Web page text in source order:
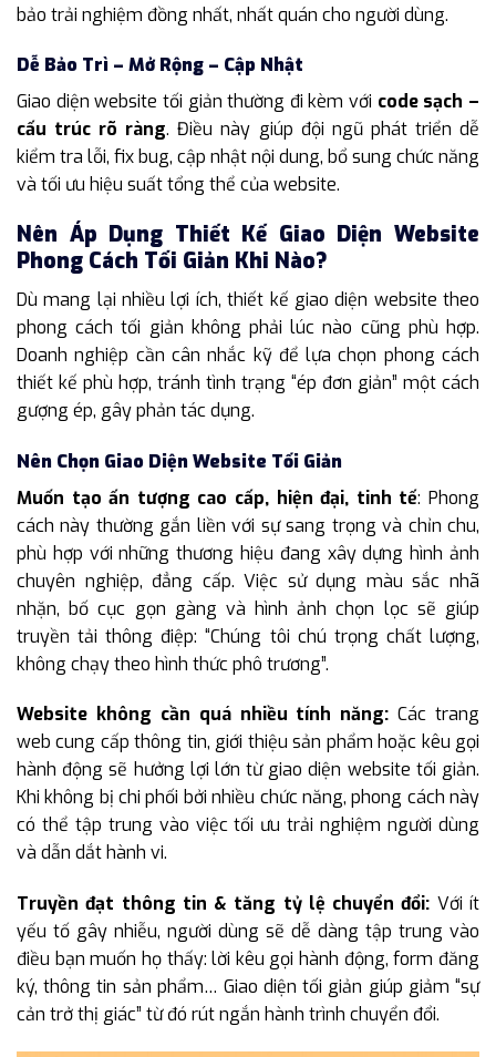
bảo trải nghiệm đồng nhất, nhất quán cho người dùng.
Dễ Bảo Trì – Mở Rộng – Cập Nhật
Giao diện website tối giản thường đi kèm với code sạch –
cấu trúc rõ ràng. Điều này giúp đội ngũ phát triển dễ
kiểm tra lỗi, fix bug, cập nhật nội dung, bổ sung chức năng
và tối ưu hiệu suất tổng thể của website.
Nên Áp Dụng Thiết Kế Giao Diện Website
Phong Cách Tối Giản Khi Nào?
Dù mang lại nhiều lợi ích, thiết kế giao diện website theo
phong cách tối giản không phải lúc nào cũng phù hợp.
Doanh nghiệp cần cân nhắc kỹ để lựa chọn phong cách
thiết kế phù hợp, tránh tình trạng “ép đơn giản” một cách
gượng ép, gây phản tác dụng.
Nên Chọn Giao Diện Website Tối Giản
Muốn tạo ấn tượng cao cấp, hiện đại, tinh tế: Phong
cách này thường gắn liền với sự sang trọng và chỉn chu,
phù hợp với những thương hiệu đang xây dựng hình ảnh
chuyên nghiệp, đẳng cấp. Việc sử dụng màu sắc nhã
nhặn, bố cục gọn gàng và hình ảnh chọn lọc sẽ giúp
truyền tải thông điệp: “Chúng tôi chú trọng chất lượng,
không chạy theo hình thức phô trương”.
Website không cần quá nhiều tính năng: Các trang
web cung cấp thông tin, giới thiệu sản phẩm hoặc kêu gọi
hành động sẽ hưởng lợi lớn từ giao diện website tối giản.
Khi không bị chi phối bởi nhiều chức năng, phong cách này
có thể tập trung vào việc tối ưu trải nghiệm người dùng
và dẫn dắt hành vi.
Truyền đạt thông tin & tăng tỷ lệ chuyển đổi: Với ít
yếu tố gây nhiễu, người dùng sẽ dễ dàng tập trung vào
điều bạn muốn họ thấy: lời kêu gọi hành động, form đăng
ký, thông tin sản phẩm… Giao diện tối giản giúp giảm “sự
cản trở thị giác” từ đó rút ngắn hành trình chuyển đổi.